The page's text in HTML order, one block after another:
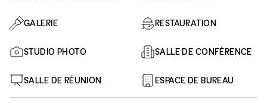
GALERIE RESTAURATION
STUDIO PHOTO SALLE DE CONFÉRENCE
SALLE DE RÉUNION ESPACE DE BUREAU